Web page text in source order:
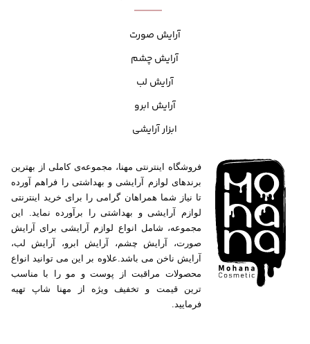
آرایش صورت
آرایش چشم
آرایش لب
آرایش ابرو
ابزار آرایشی
فروشگاه اینترنتی مهنا، مجموعه‌ی کاملی از بهترین
برندهای لوازم آرایشی و بهداشتی را فراهم آورده
تا نیاز شما همراهان گرامی را برای خرید اینترنتی
لوازم آرایشی و بهداشتی را برآورده نماید. این
مجموعه، شامل انواع لوازم آرایشی برای آرایش
صورت، آرایش چشم، آرایش ابرو، آرایش لب،
آرایش ناخن می باشد.علاوه بر این می توانید انواع
محصولات مراقبت از پوست و مو را با مناسب
ترین قیمت و تخفیف ویژه از مهنا شاپ تهیه
فرمایید.